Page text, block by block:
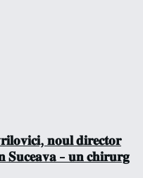
𝐧𝐨𝐮𝐥 𝐝𝐢𝐫𝐞𝐜𝐭𝐨𝐫
𝐒𝐮𝐜𝐞𝐚𝐯𝐚 – 𝐮𝐧 𝐜𝐡𝐢𝐫𝐮𝐫𝐠